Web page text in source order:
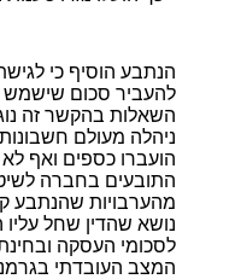
הנתבע הוסיף כי
להעביר סכום שישמש
השאלות בהקשר זה
ניהלה מעולם
הועברו כספים ואף
התובעים בחברה
מהערבויות שהנתבע
נושא שהדין שחל
לסכומי העסקה
המצב העובדתי